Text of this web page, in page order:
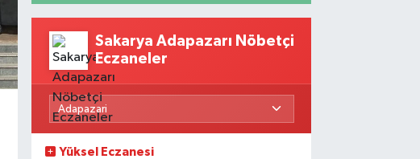
Sakarya Adapazarı Nöbetçi
Eczaneler
Yüksel Eczanesi